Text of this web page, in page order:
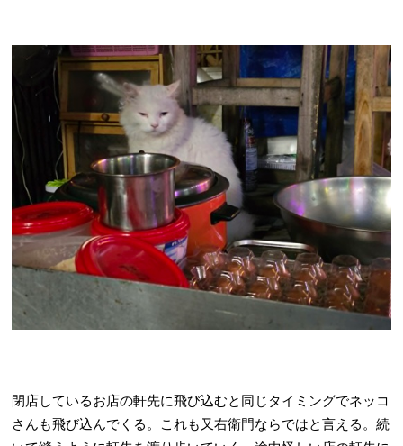
閉店しているお店の軒先に飛び込むと同じタイミングでネッコ
さんも飛び込んでくる。これも又右衛門ならではと言える。続